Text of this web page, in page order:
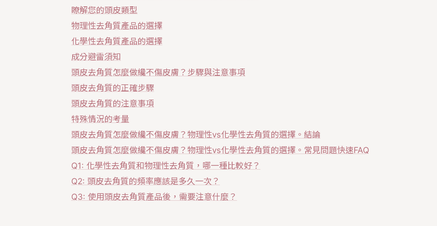
瞭解您的頭皮類型
物理性去角質產品的選擇
化學性去角質產品的選擇
成分避雷須知
頭皮去角質怎麼做纔不傷皮膚？步驟與注意事項
頭皮去角質的正確步驟
頭皮去角質的注意事項
特殊情況的考量
頭皮去角質怎麼做纔不傷皮膚？物理性vs化學性去角質的選擇。結論
頭皮去角質怎麼做纔不傷皮膚？物理性vs化學性去角質的選擇。常見問題快速FAQ
Q1: 化學性去角質和物理性去角質，哪一種比較好？
Q2: 頭皮去角質的頻率應該是多久一次？
Q3: 使用頭皮去角質產品後，需要注意什麼？